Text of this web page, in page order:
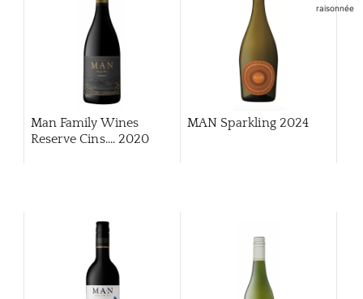
Man Family Wines
Reserve Cins.... 2020
MAN Sparkling 2024